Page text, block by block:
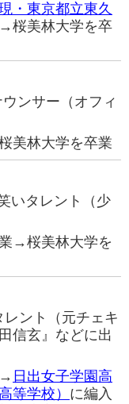
・東京都立東久
桜美林大学を卒
ンサー（オフィ
美林大学を卒業
いタレント（少
→桜美林大学を
ント（元チェキ
信玄』などに出
日出女子学園高
等学校） に編入